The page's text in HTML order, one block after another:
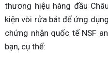
thương hiệu hàng đầu
kiện vòi rửa bát để ứng
chứng nhận quốc tế NSF
bạn, cụ thể: